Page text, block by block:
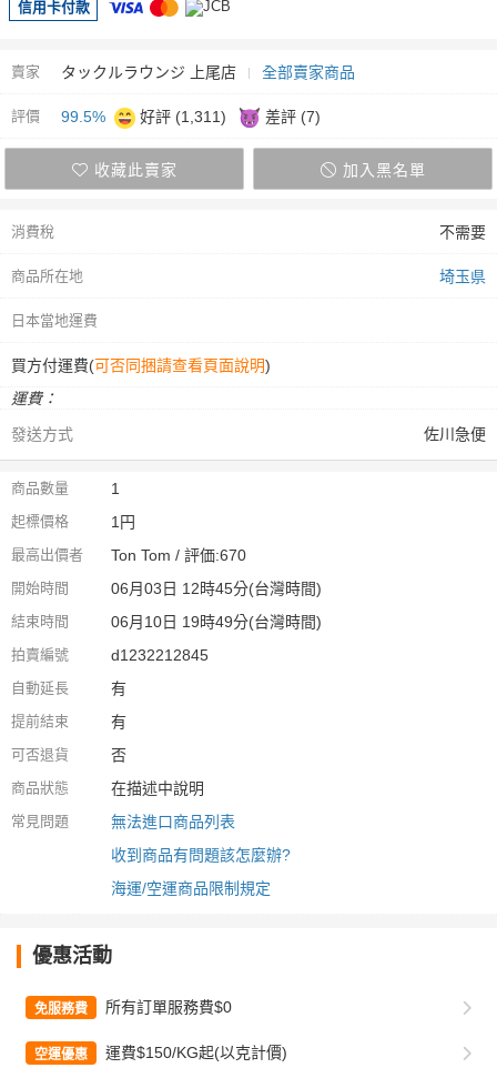
信用卡付款
賣家 タックルラウンジ 上尾店 全部賣家商品
評價 99.5% 好評 (1,311) 差評 (7)
收藏此賣家 加入黑名單
消費稅 不需要
商品所在地 埼玉県
日本當地運費
買方付運費(可否同捆請查看頁面說明)
運費：
發送方式
佐川急便
商品數量 1
起標價格 1円
最高出價者 Ton Tom / 評価:670
開始時間 06月03日 12時45分(台灣時間)
結束時間 06月10日 19時49分(台灣時間)
拍賣編號 d1232212845
自動延長 有
提前結束 有
可否退貨 否
商品狀態 在描述中說明
常見問題
無法進口商品列表
收到商品有問題該怎麼辦?
海運/空運商品限制規定
優惠活動
免服務費 所有訂單服務費$0
空運優惠 運費$150/KG起(以克計價)